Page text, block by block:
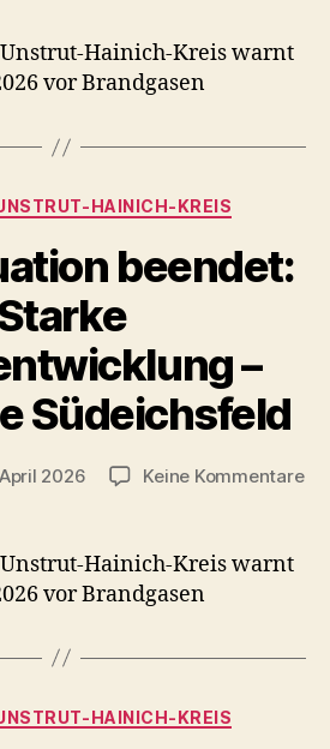
Rauchentwicklung
Bereich
–
Langensalza
Ufhoven
Hainich-Kreis warnt
vor Brandgasen
Kategorien
HAINICH-KREIS
beendet:
–
Südeichsfeld
2026 Keine Kommentarezu
Hainich-Kreis warnt
vor Brandgasen
Kategorien
HAINICH-KREIS